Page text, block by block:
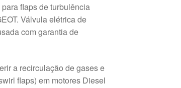
flaps de turbulência
Válvula elétrica de
com garantia de
a recirculação de gases e
flaps) em motores Diesel